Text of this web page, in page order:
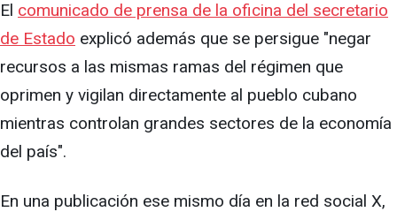
El comunicado de prensa de la oficina del secretario
de Estado explicó además que se persigue "negar
recursos a las mismas ramas del régimen que
oprimen y vigilan directamente al pueblo cubano
mientras controlan grandes sectores de la economía
del país".
En una publicación ese mismo día en la red social X,